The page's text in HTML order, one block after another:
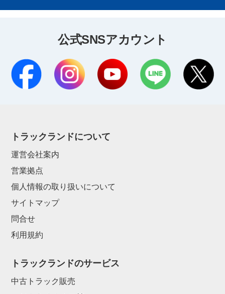
公式SNSアカウント
トラックランドについて
運営会社案内
営業拠点
個人情報の取り扱いについて
サイトマップ
問合せ
利用規約
トラックランドのサービス
中古トラック販売